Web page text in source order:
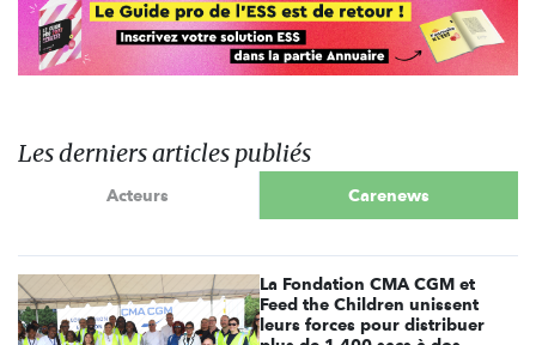
Les derniers articles publiés
Acteurs Carenews
La Fondation CMA CGM et
Feed the Children unissent
leurs forces pour distribuer